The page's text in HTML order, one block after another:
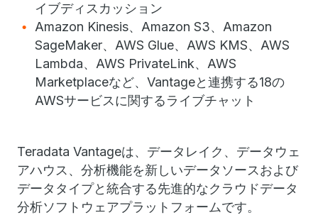
イブディスカッション
Amazon Kinesis、Amazon S3、Amazon
SageMaker、AWS Glue、AWS KMS、AWS
Lambda、AWS PrivateLink、AWS
Marketplaceなど、Vantageと連携する18の
AWSサービスに関するライブチャット
Teradata Vantageは、データレイク、データウェ
アハウス、分析機能を新しいデータソースおよび
データタイプと統合する先進的なクラウドデータ
分析ソフトウェアプラットフォームです。